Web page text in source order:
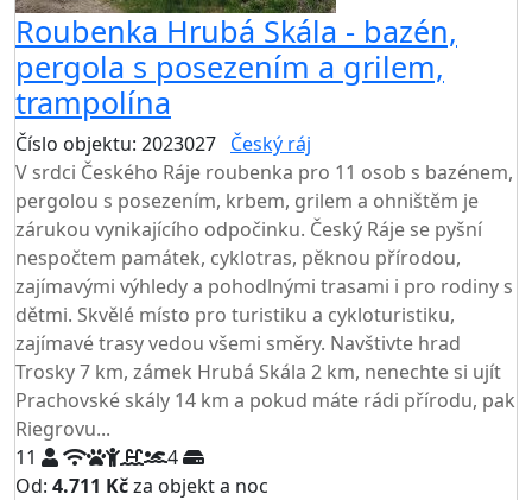
Roubenka Hrubá Skála - bazén,
pergola s posezením a grilem,
trampolína
Číslo objektu: 2023027 Český ráj
V srdci Českého Ráje roubenka pro 11 osob s bazénem,
pergolou s posezením, krbem, grilem a ohništěm je
zárukou vynikajícího odpočinku. Český Ráje se pyšní
nespočtem památek, cyklotras, pěknou přírodou,
zajímavými výhledy a pohodlnými trasami i pro rodiny s
dětmi. Skvělé místo pro turistiku a cykloturistiku,
zajímavé trasy vedou všemi směry. Navštivte hrad
Trosky 7 km, zámek Hrubá Skála 2 km, nenechte si ujít
Prachovské skály 14 km a pokud máte rádi přírodu, pak
Riegrovu...
11
4
Od: 4.711 Kčza objekt a noc